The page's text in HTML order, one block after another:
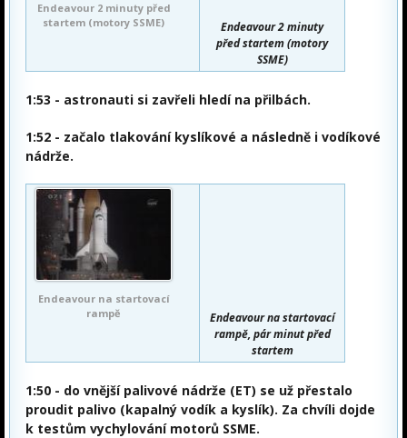
Endeavour 2 minuty před
startem (motory SSME)
Endeavour 2 minuty
před startem (motory
SSME)
1:53 - astronauti si zavřeli hledí na přilbách.
1:52 - začalo tlakování kyslíkové a následně i vodíkové
nádrže.
Endeavour na startovací
rampě
Endeavour na startovací
rampě, pár minut před
startem
1:50 - do vnější palivové nádrže (ET) se už přestalo
proudit palivo (kapalný vodík a kyslík). Za chvíli dojde
k testům vychylování motorů SSME.